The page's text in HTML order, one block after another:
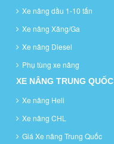
Xe nâng dầu 1-10 tấn
Xe nâng Xăng/Ga
Xe nâng Diesel
Phụ tùng xe nâng
XE NÂNG TRUNG QUỐC
Xe nâng Heli
Xe nâng CHL
Giá Xe nâng Trung Quốc